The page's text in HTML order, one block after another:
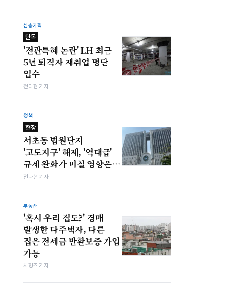
심층기획
단독
'전관특혜 논란' LH 최근
5년 퇴직자 재취업 명단
입수
전다현 기자
정책
현장
서초동 법원단지
'고도지구' 해제, '역대급'
규제 완화가 미칠 영향은…
전다현 기자
부동산
'혹시 우리 집도?' 경매
발생한 다주택자, 다른
집은 전세금 반환보증 가입
가능
차형조 기자